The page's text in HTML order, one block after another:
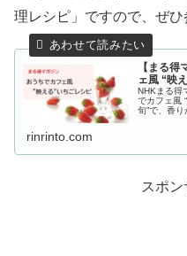
理レシピ」ですので、ぜひ
【まる
ェ風 “映
NHKまる得
でカフェ風
旬”で、香
rinrinto.com
スポン